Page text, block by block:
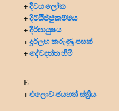
+දිවය ලෝක
+දිට්ඨිජ්ජුකම්මය
+දීර්ඝායුෂය
+දුර්ලභ කරුණු පසක්
+දේවදත්ත හිමි
E
+එලොව ජයහත් ස්ත්‍රිය